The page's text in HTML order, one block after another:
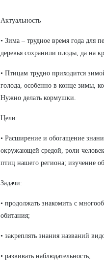
Актуальность
• Зима – трудное время года для
деревья сохранили плоды, да на
• Птицам трудно приходится
голода, особенно в конце зимы,
Нужно делать кормушки.
Цели:
• Расширение и обогащение
окружающей средой, роли
птиц нашего региона; изучение
Задачи:
• продолжать знакомить с
обитания;
• закреплять знания названий
• развивать наблюдательность;